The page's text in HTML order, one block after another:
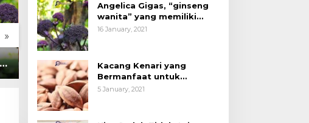
»
Kacang Kenari yang
Bermanfaat untuk
Kesehatan (Bukan
Hanya untuk Bahan Kue)
dengan Produk Olahan
Kedelai, Tapi Sudah
Angelica Gigas, “ginseng
wanita” yang memiliki
peran mengatasi kanker.
16 January, 2021
Kacang Kenari yang
Bermanfaat untuk
Kesehatan (Bukan Hanya
5 January, 2021